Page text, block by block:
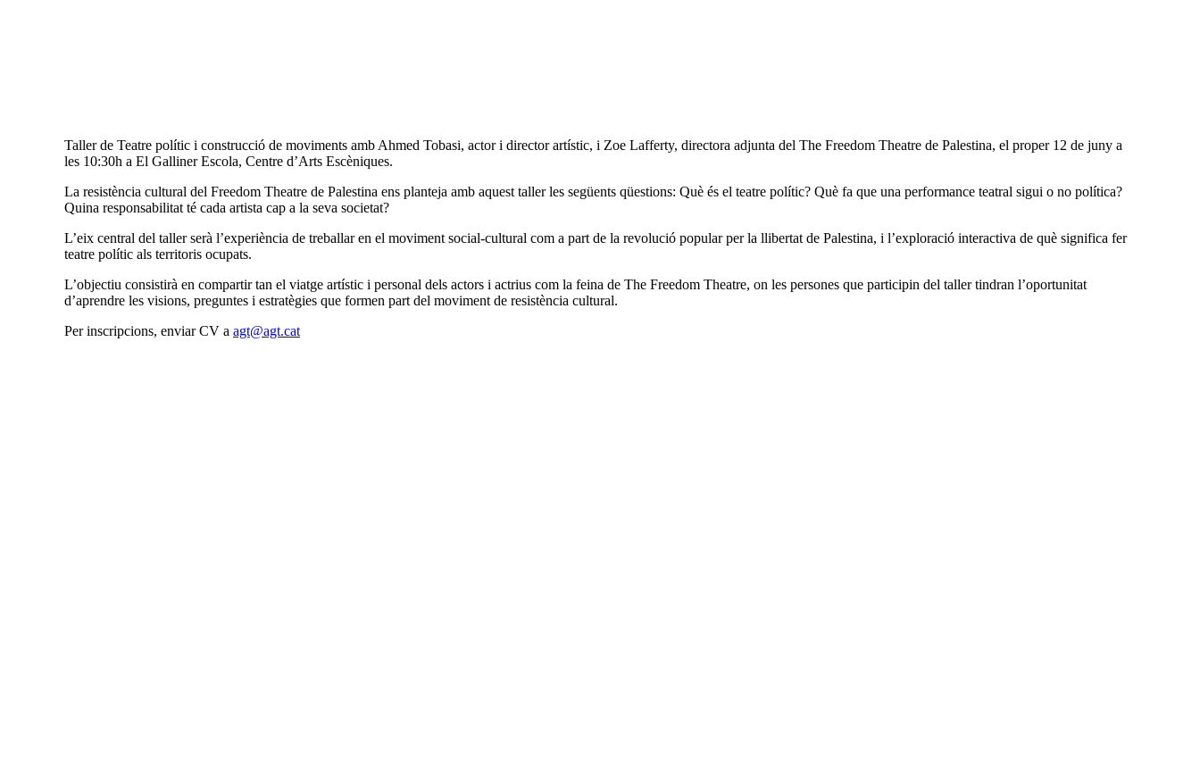
Taller de Teatre polític i construcció de moviments amb Ahmed Tobasi, actor i director artístic, i Zoe Lafferty, directora adjunta del The Freedom Theatre de Palestina, el proper 12 de juny a
les 10:30h a El Galliner Escola, Centre d’Arts Escèniques.
La resistència cultural del Freedom Theatre de Palestina ens planteja amb aquest taller les següents qüestions: Què és el teatre polític? Què fa que una performance teatral sigui o no política?
Quina responsabilitat té cada artista cap a la seva societat?
L’eix central del taller serà l’experiència de treballar en el moviment social-cultural com a part de la revolució popular per la llibertat de Palestina, i l’exploració interactiva de què significa fer
teatre polític als territoris ocupats.
L’objectiu consistirà en compartir tan el viatge artístic i personal dels actors i actrius com la feina de The Freedom Theatre, on les persones que participin del taller tindran l’oportunitat
d’aprendre les visions, preguntes i estratègies que formen part del moviment de resistència cultural.
Per inscripcions, enviar CV a agt@agt.cat